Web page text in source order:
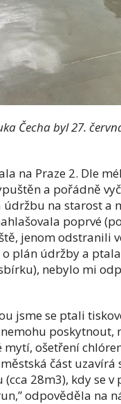
Čecha byl 27.
na Praze 2. Dle
a pořádně
na starost a
poprvé
jenom odstranili
plán údržby a
nebylo mi
jsme se ptali
ošetření
část
(cca 28m3), kdy se
odpověděla na